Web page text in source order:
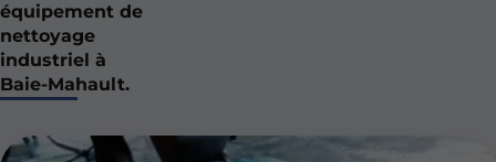
équipement de
nettoyage
industriel à
Baie-Mahault.